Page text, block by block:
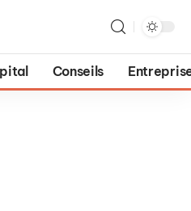
Conseils